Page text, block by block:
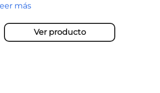
más
Ver producto